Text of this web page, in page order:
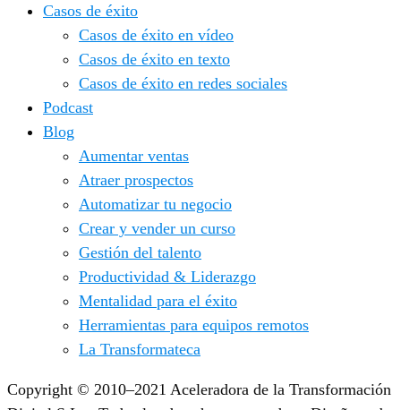
Casos de éxito
Casos de éxito en vídeo
Casos de éxito en texto
Casos de éxito en redes sociales
Podcast
Blog
Aumentar ventas
Atraer prospectos
Automatizar tu negocio
Crear y vender un curso
Gestión del talento
Productividad & Liderazgo
Mentalidad para el éxito
Herramientas para equipos remotos
La Transformateca
Copyright © 2010–2021 Aceleradora de la Transformación